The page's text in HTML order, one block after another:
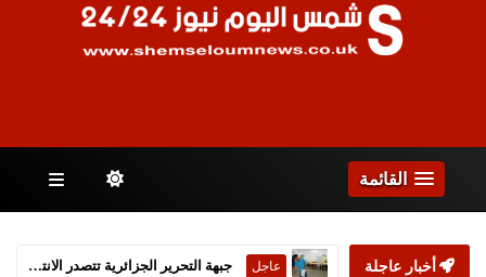
القائمة
أخبار عاجلة عاجل ستارمر يعلن استقالته من رئاسة الحكومة البريطانية